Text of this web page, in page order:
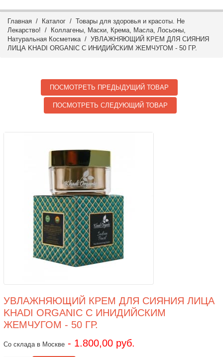
Главная / Каталог / Товары для здоровья и красоты. Не
Лекарство! /
Коллагены, Маски, Крема, Масла, Лосьоны,
Натуральная Косметика/ УВЛАЖНЯЮЩИЙ КРЕМ ДЛЯ СИЯНИЯ
ЛИЦА KHADI ORGANIC С ИНИДИЙСКИМ ЖЕМЧУГОМ - 50 ГР.
ПОСМОТРЕТЬ ПРЕДЫДУЩИЙ ТОВАР
ПОСМОТРЕТЬ СЛЕДУЮЩИЙ ТОВАР
УВЛАЖНЯЮЩИЙ КРЕМ ДЛЯ СИЯНИЯ ЛИЦА
KHADI ORGANIC С ИНИДИЙСКИМ
ЖЕМЧУГОМ - 50 ГР.
Со склада в Москве- 1.800,00 руб.